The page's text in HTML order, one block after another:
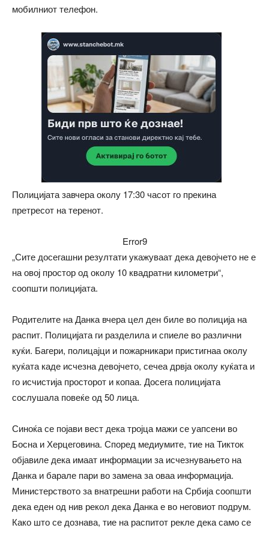
мобилниот телефон.
Полицијата завчера околу 17:30 часот го прекина
претресот на теренот.
Error9
„Сите досегашни резултати укажуваат дека девојчето не е
на овој простор од околу 10 квадратни километри“,
соопшти полицијата.
Родителите на Данка вчера цел ден биле во полиција на
распит. Полицијата ги разделила и спиеле во различни
куќи. Багери, полицајци и пожарникари пристигнаа околу
куќата каде исчезна девојчето, сечеа дрвја околу куќата и
го исчистија просторот и копаа. Досега полицијата
сослушала повеќе од 50 лица.
Синоќа се појави вест дека тројца мажи се уапсени во
Босна и Херцеговина. Според медиумите, тие на Тикток
објавиле дека имаат информации за исчезнувањето на
Данка и барале пари во замена за оваа информација.
Министерството за внатрешни работи на Србија соопшти
дека еден од нив рекол дека Данка е во неговиот подрум.
Како што се дознава, тие на распитот рекле дека само се